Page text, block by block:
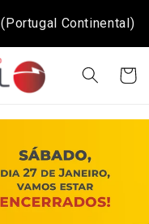
(Portugal Continental)